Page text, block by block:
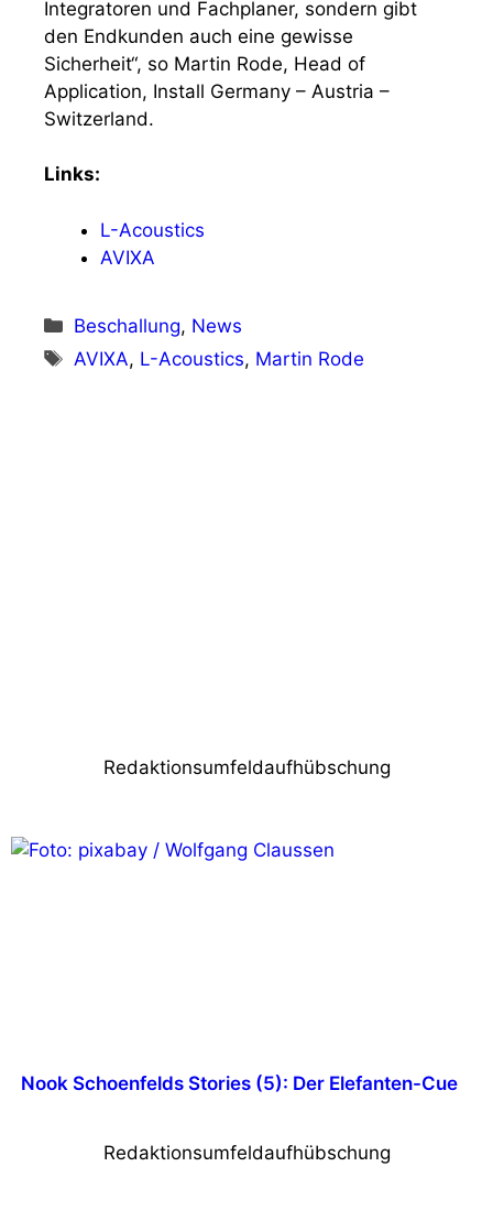
Integratoren und Fachplaner, sondern gibt
den Endkunden auch eine gewisse
Sicherheit“, so Martin Rode, Head of
Application, Install Germany – Austria –
Switzerland.
Links:
L-Acoustics
AVIXA
Kategorien
Beschallung, News
Schlagwörter
AVIXA, L-Acoustics, Martin Rode
Redaktionsumfeldaufhübschung
Nook Schoenfelds Stories (5): Der Elefanten-Cue
Redaktionsumfeldaufhübschung